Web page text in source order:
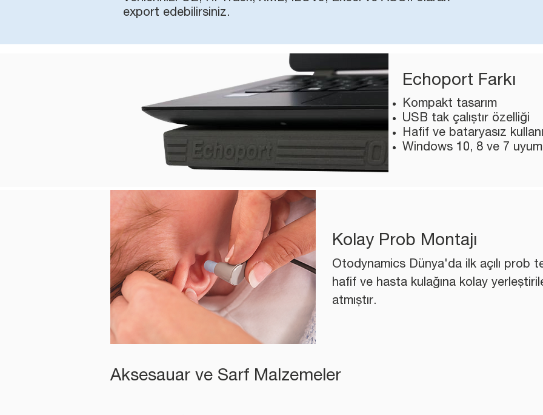
export edebilirsiniz.
Echoport Farkı
Kompakt tasarım
USB tak çalıştır özelliği
Hafif ve bataryasız
Windows 10, 8 ve 7
Kolay Prob Montajı
Otodynamics Dünya'da ilk açılı prob
hafif ve hasta kulağına kolay
atmıştır.
Aksesauar ve Sarf Malzemeler